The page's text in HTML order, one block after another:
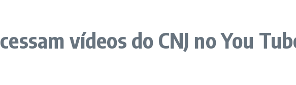
vídeos do CNJ no You